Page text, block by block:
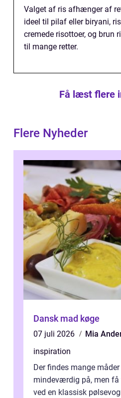
Valget af ris afhænger af
ideel til pilaf eller biryani,
cremede risottoer, og brun
til mange retter.
Få læst flere
Flere Nyheder
Dansk mad køge
07 juli 2026
Mia
inspiration
Der findes mange
mindeværdig på, men få
ved en klassisk